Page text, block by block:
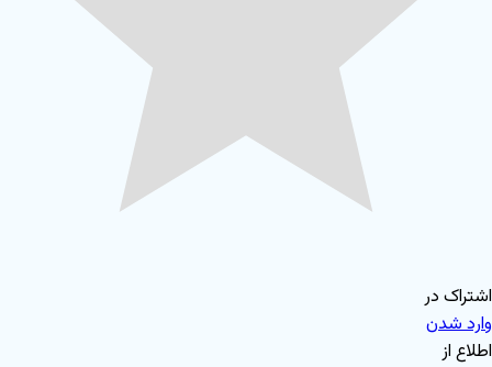
اشتراک در
وارد شدن
اطلاع از